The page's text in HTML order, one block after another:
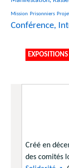
Mission
26/2431Prisonniers
127/2431
2431/2431
1565/2431
Conférence,
7/2431
EXPOSITIONS
Créé en
des comités